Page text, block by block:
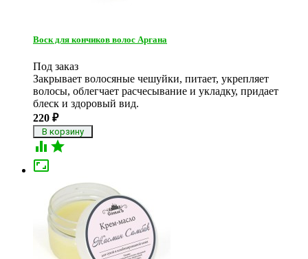
Воск для кончиков волос Аргана
Под заказ
Закрывает волосяные чешуйки, питает, укрепляет
волосы, облегчает расчесывание и укладку, придает
блеск и здоровый вид.
220 ₽
 
